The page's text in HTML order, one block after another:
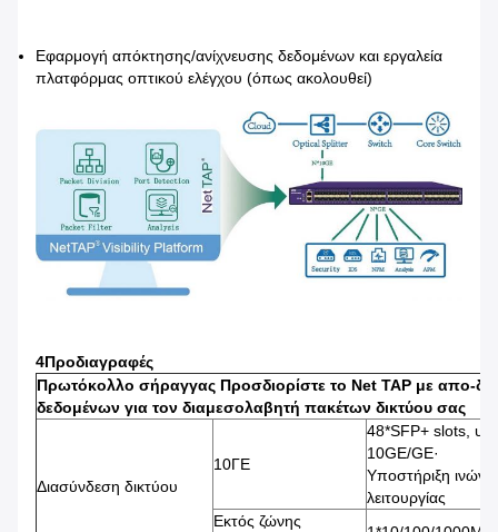
Εφαρμογή απόκτησης/ανίχνευσης δεδομένων και εργαλεία
πλατφόρμας οπτικού ελέγχου (όπως ακολουθεί)
4Προδιαγραφές
Πρωτόκολλο σήραγγας Προσδιορίστε το Net TAP με απο-
δεδομένων για τον διαμεσολαβητή πακέτων δικτύου σας
Διασύνδεση δικτύου
10ΓΕ
48*SFP+ slots,
10GE/GE·
Υποστήριξη ινών
λειτουργίας
Εκτός ζώνης